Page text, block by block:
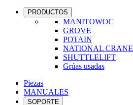
PRODUCTOS
MANITOWOC
GROVE
POTAIN
NATIONAL CRANE
SHUTTLELIFT
Grúas usadas
Piezas
MANUALES
SOPORTE